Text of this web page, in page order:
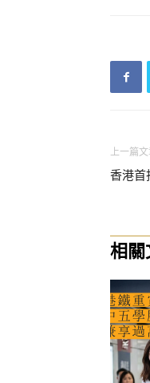
上一篇文
香港首
相關